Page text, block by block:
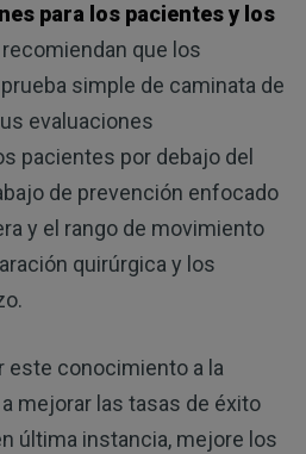
para los pacientes y los
que los
simple de caminata de
evaluaciones
pacientes por debajo del
de prevención enfocado
y el rango de movimiento
quirúrgica y los
este conocimiento a la
mejorar las tasas de éxito
última instancia, mejore los